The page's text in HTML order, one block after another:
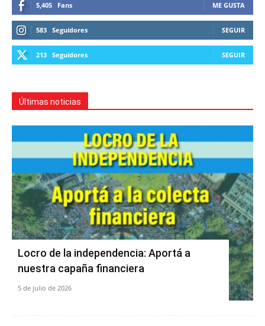
5,405 Fans ME GUSTA
583 Seguidores SEGUIR
213 Seguidores SEGUIR
Últimas noticias
Locro de la independencia: Aportá a
nuestra capaña financiera
5 de julio de 2026